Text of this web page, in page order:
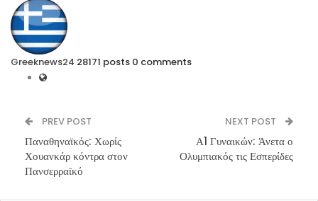
Greeknews24 28171 posts 0 comments
PREV POST
Παναθηναϊκός: Χωρίς
Χουανκάρ κόντρα στον
Πανσερραϊκό
NEXT POST
Α1 Γυναικών: Άνετα ο
Ολυμπιακός τις Εσπερίδες